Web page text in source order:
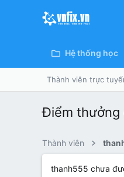
Hệ thống học
Thành viên trực
Điểm thưởng
Thành viên
thanh555 chưa